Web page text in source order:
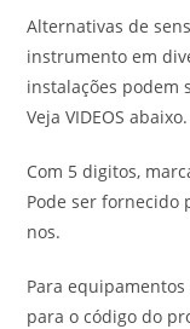
Alternativas de
instrumento em
instalações podem
Veja VIDEOS abaixo.
Com 5 digitos,
Pode ser fornecido
nos.
Para equipamentos
para o código do